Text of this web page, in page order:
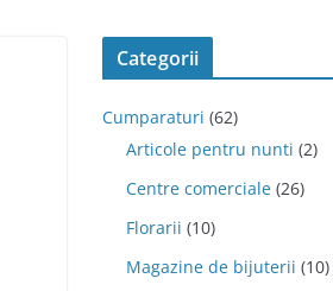
Categorii
Cumparaturi (62)
Articole pentru nunti (2)
Centre comerciale (26)
Florarii (10)
Magazine de bijuterii (10)